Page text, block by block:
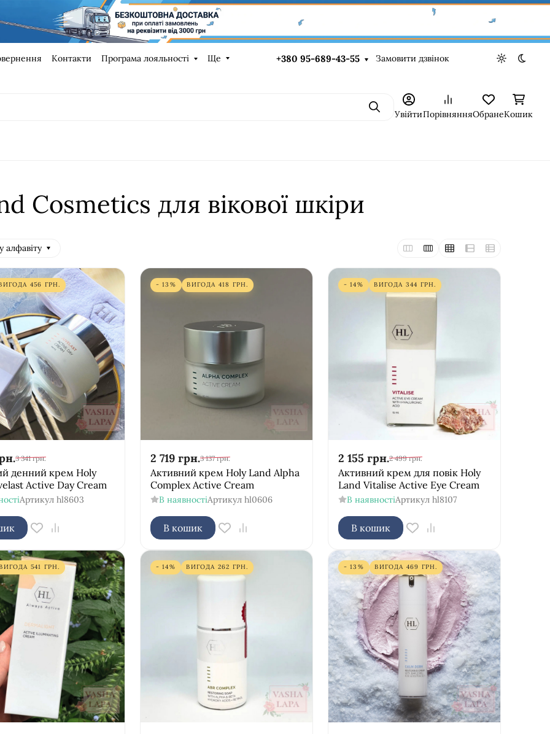
Контакти Програма лояльності Ще +380 95-689-43-55 Замовити дзвінок Light theme
Dark
ПошукУвійтиПорівнянняОбранеКошик
Cosmetics для вікової шкіри
алфавіту
456 ГРН.
3 341 грн.
денний крем Holy
Active Day Cream
Артикул hl8603
- 13% ВИГОДА 418 ГРН.
2 719 грн.3 137 грн.
Активний крем Holy Land Alpha
Complex Active Cream
В наявностіАртикул hl0606
В кошик
- 14% ВИГОДА 344 ГРН.
2 155 грн.2 499 грн.
Активний крем для повік Holy
Land Vitalise Active Eye Cream
В наявностіАртикул hl8107
В кошик
541 ГРН. - 14% ВИГОДА 262 ГРН. - 13% ВИГОДА 469 ГРН.